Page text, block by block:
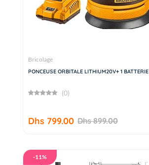
Bricolage
PONCEUSE ORBITALE LITHIUM20V+ 1 BATTERIE
(0)
Dhs 799.00 Dhs 899.00
-11%